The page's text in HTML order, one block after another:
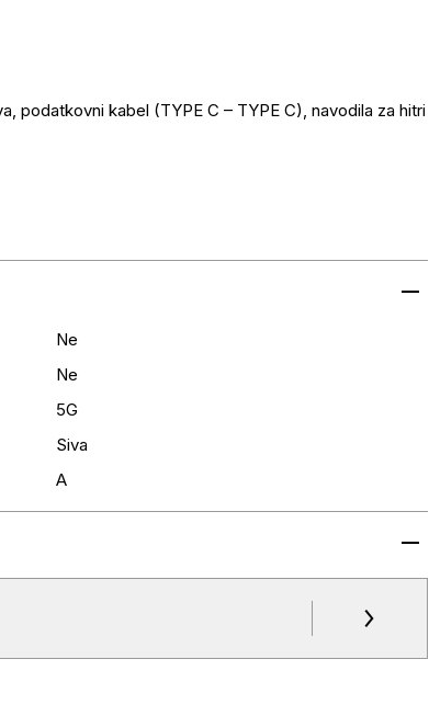
podatkovni kabel (TYPE C – TYPE C), navodila za hitri
Ne
Ne
5G
Siva
A